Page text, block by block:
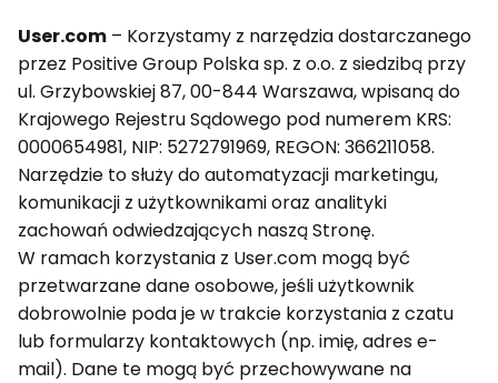
User.com – Korzystamy z narzędzia dostarczanego
przez Positive Group Polska sp. z o.o. z siedzibą przy
ul. Grzybowskiej 87, 00-844 Warszawa, wpisaną do
Krajowego Rejestru Sądowego pod numerem KRS:
0000654981, NIP: 5272791969, REGON: 366211058.
Narzędzie to służy do automatyzacji marketingu,
komunikacji z użytkownikami oraz analityki
zachowań odwiedzających naszą Stronę.
W ramach korzystania z User.com mogą być
przetwarzane dane osobowe, jeśli użytkownik
dobrowolnie poda je w trakcie korzystania z czatu
lub formularzy kontaktowych (np. imię, adres e-
mail). Dane te mogą być przechowywane na